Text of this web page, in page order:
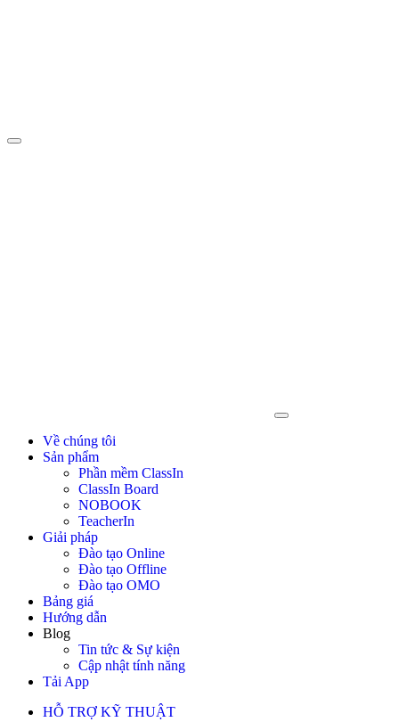
Về chúng tôi
Sản phẩm
Phần mềm ClassIn
ClassIn Board
NOBOOK
TeacherIn
Giải pháp
Đào tạo Online
Đào tạo Offline
Đào tạo OMO
Bảng giá
Hướng dẫn
Blog
Tin tức & Sự kiện
Cập nhật tính năng
Tải App
HỖ TRỢ KỸ THUẬT